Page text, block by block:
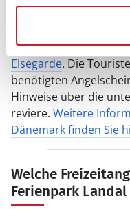
den Windrädern. Sie
Put- & Take Seen
Elsegarde. Die
benötigten
Hinweise über die
reviere. Weitere
Dänemark finden Sie
Welche
Ferienpark